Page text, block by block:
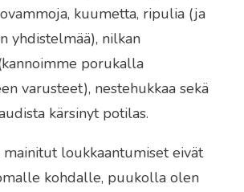
kuumetta, ripulia (ja
yhdistelmää), nilkan
porukalla
varusteet), nestehukkaa sekä
kärsinyt potilas.
loukkaantumiset eivät
kohdalle, puukolla olen